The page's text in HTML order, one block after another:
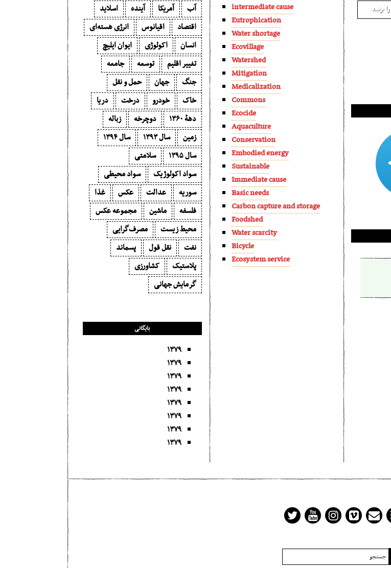
آب آمریکا آینده
اسلاید
اقتصاد
اقیانوس
انرژی هسته‌ای
انسان
اکولوژی
ایوان ایلیچ
تغییر اقلیم
توسعه
جامعه
جنگ
جهان
حمل و نقل
خاک
خودرو درخت
دریا
دههٔ ۱‍۳۶۰
دوچرخه
زباله
زمین
سال ۱۳۹۳
سال ۱۳۹۴
سال ۱۳۹۵
سلامتی
سواد اکولوژیک
سواد محیطی
سوریه
عدالت عکس
غذا
فلسفه
ماشین
مجموعه عکس
محیط زیست
مصرف‌گرایی‬
نفت
نقل قول
پسماند
پلاستیک
کشاورزی
گرمایش جهانی
بایگانی
۱۳۷۹
۱۳۷۹
۱۳۷۹
۱۳۷۹
۱۳۷۹
۱۳۷۹
۱۳۷۹
۱۳۷۹
intermediate cause
Eutrophication
Water shortage
Ecovillage
Watershed
Mitigation
Medicalization
Commons
Ecocide
Aquaculture
Conservation
Embodied energy
Sustainable
Immediate cause
Basic needs
Carbon capture and storage
Foodshed
Water scarcity
Bicycle
Ecosystem service